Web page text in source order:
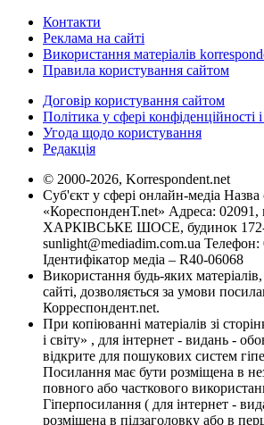
Контакти
Реклама на сайті
Використання матеріалів
Правила користування сайтом
Договір користування сайтом
Політика у сфері конфіденційності
Угода щодо користування
Редакція
© 2000-2026, Korrespondent.net
Суб'єкт у сфері онлайн-медіа
«КореспонденТ.net» Адреса: 02091,
ХАРКІВСЬКЕ ШОСЕ, будинок 172-
sunlight@mediadim.com.ua Телефон:
Ідентифікатор медіа – R40-06068
Використання будь-яких
сайті, дозволяється за умови
Корреспондент.net.
При копіюванні матеріалів зі
і світу» , для інтернет - видань -
відкрите для пошукових систем
Посилання має бути розміщена в
повного або часткового
Гіперпосилання ( для інтернет -
розміщена в підзаголовку або в